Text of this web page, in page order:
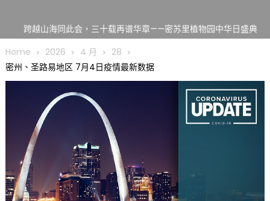
跨越山海同此会，三十载再谱华章——密苏里植物园中华日盛典
圆满举行
圣路易龙舟俱乐部5月16日龙舟体验日 邀请各界亲身体验划行乐
趣 + 水上竞速魅力
执掌密苏里植物园近四十年 致力推动全球植物多样性研究与中美
合作 Peter Raven 博士逝世 享年89岁
一晃三十年，初夏又相逢。中华日，等你来赴约 —— 密苏里植物
园“中华日三十周年特别报道（五）
筝声与琴韵交汇：刘励(Li Statler)与钢琴家Darek演绎一场古筝
与钢琴的精彩对话
Home 2026 4 月
28
密州、圣路易地区 7月4日疫情最新数据